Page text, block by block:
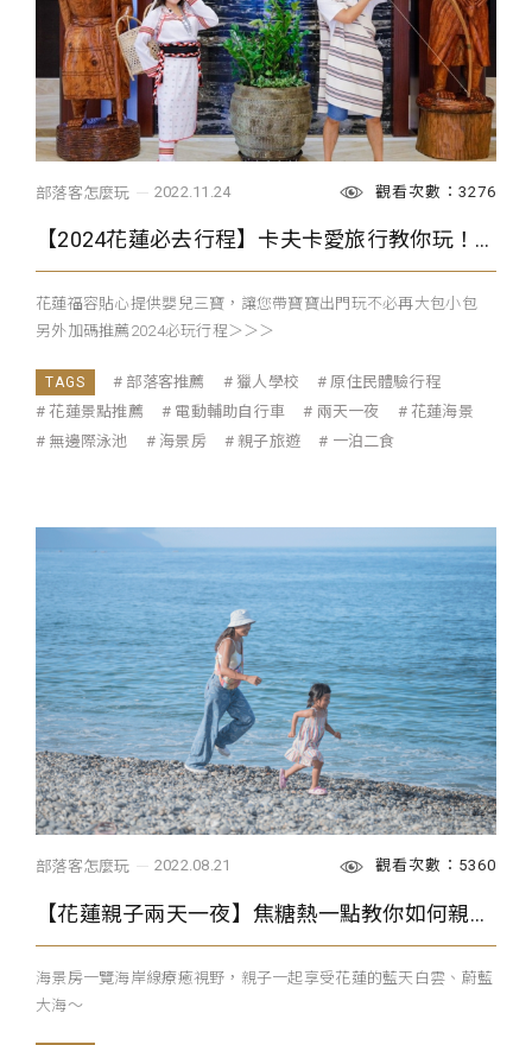
部落客怎麼玩 2022.11.24 觀看次數：3276
【2024花蓮必去行程】卡夫卡愛旅行教你玩！帶寶寶出遊也能輕鬆玩
花蓮福容貼心提供嬰兒三寶，讓您帶寶寶出門玩不必再大包小包
另外加碼推薦2024必玩行程＞＞＞
部落客推薦 獵人學校
原住民體驗行程
花蓮景點推薦
電動輔助自行車 兩天一夜
花蓮海景
無邊際泳池
海景房 親子旅遊 一泊二食
部落客怎麼玩 2022.08.21 觀看次數：5360
【花蓮親子兩天一夜】焦糖熱一點教你如何親子玩花蓮
海景房一覽海岸線療癒視野，親子一起享受花蓮的藍天白雲、蔚藍
大海～